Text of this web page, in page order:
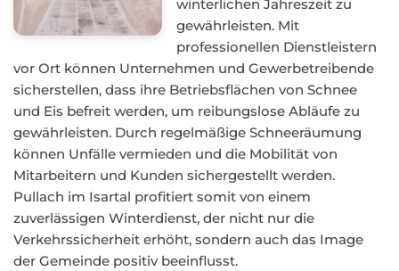
winterlichen Jahreszeit zu
gewährleisten. Mit
professionellen Dienstleistern
vor Ort können Unternehmen und Gewerbetreibende
sicherstellen, dass ihre Betriebsflächen von Schnee
und Eis befreit werden, um reibungslose Abläufe zu
gewährleisten. Durch regelmäßige Schneeräumung
können Unfälle vermieden und die Mobilität von
Mitarbeitern und Kunden sichergestellt werden.
Pullach im Isartal profitiert somit von einem
zuverlässigen Winterdienst, der nicht nur die
Verkehrssicherheit erhöht, sondern auch das Image
der Gemeinde positiv beeinflusst.